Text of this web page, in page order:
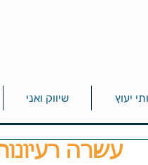
יעוץ שיווק ואני
עשרה